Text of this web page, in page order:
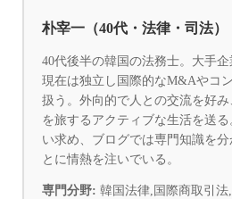
朴宰一（40代・法律・司法）
40代後半の韓国の法務士。大手企
現在は独立し国際的なM&Aやコ
扱う。外向的で人との交流を好
を旅するアクティブな生活を送
い求め、ブログでは専門知識を
とに情熱を注いでいる。
専門分野: 韓国法律,国際商取引